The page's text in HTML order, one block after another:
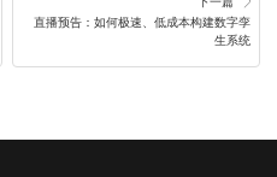
直播预告：如何极速、低成本构建数字孪
生系统